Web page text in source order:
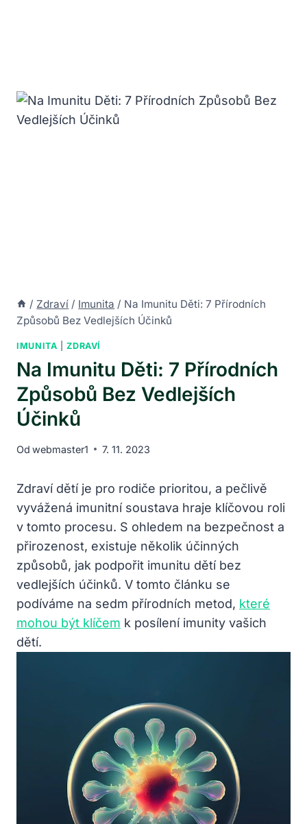
/ Zdraví / Imunita / Na Imunitu Děti: 7 Přírodních
Způsobů Bez Vedlejších Účinků
IMUNITA |ZDRAVÍ
Na Imunitu Děti: 7 Přírodních
Způsobů Bez Vedlejších
Účinků
Od webmaster1 7. 11. 2023
Zdraví dětí je pro rodiče prioritou, a pečlivě
vyvážená imunitní soustava hraje klíčovou roli
v tomto procesu. S ohledem na bezpečnost a
přirozenost, existuje několik účinných
způsobů, jak podpořit imunitu dětí bez
vedlejších účinků. V tomto článku se
podíváme na sedm přírodních metod, které
mohou být klíčem k posílení imunity vašich
dětí.